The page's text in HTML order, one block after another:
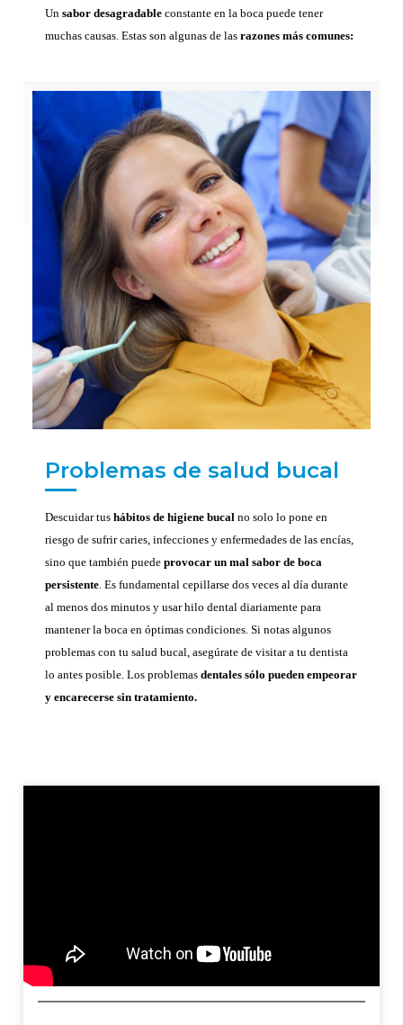
Un sabor desagradable constante en la boca puede tener
muchas causas. Estas son algunas de las razones más comunes:
Problemas de salud bucal
Descuidar tus hábitos de higiene bucal no solo lo pone en
riesgo de sufrir caries, infecciones y enfermedades de las encías,
sino que también puede provocar un mal sabor de boca
persistente . Es fundamental cepillarse dos veces al día durante
al menos dos minutos y usar hilo dental diariamente para
mantener la boca en óptimas condiciones. Si notas algunos
problemas con tu salud bucal, asegúrate de visitar a tu dentista
lo antes posible. Los problemas dentales sólo pueden empeorar
y encarecerse sin tratamiento.